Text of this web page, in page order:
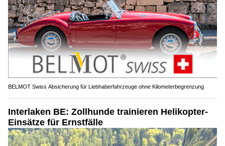
BELMOT Swiss Absicherung für Liebhaberfahrzeuge ohne Kilometerbegrenzung
Interlaken BE: Zollhunde trainieren Helikopter-
Einsätze für Ernstfälle